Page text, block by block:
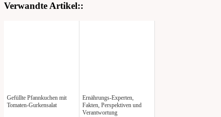
Verwandte Artikel::
Gefüllte Pfannkuchen mit
Tomaten-Gurkensalat
Ernährungs-Experten,
Fakten, Perspektiven und
Verantwortung